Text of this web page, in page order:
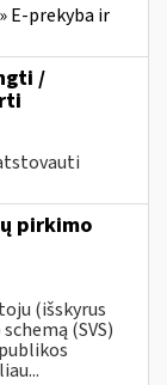
E-prekyba ir
/
pirkimo
(išskyrus
(SVS)